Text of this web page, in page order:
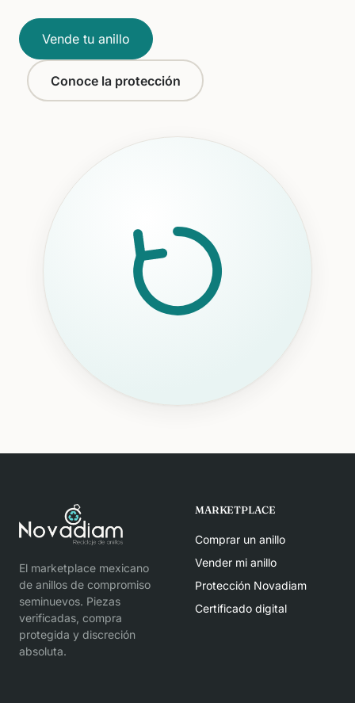
Vende tu anillo
Conoce la protección
El marketplace mexicano
de anillos de compromiso
seminuevos. Piezas
verificadas, compra
protegida y discreción
absoluta.
MARKETPLACE
Comprar un anillo
Vender mi anillo
Protección Novadiam
Certificado digital